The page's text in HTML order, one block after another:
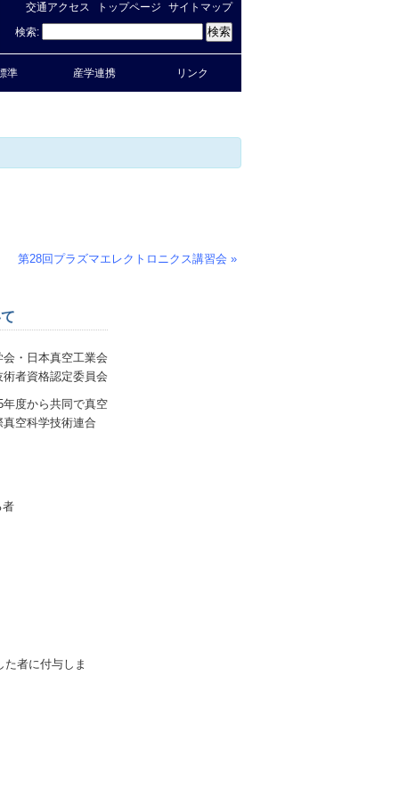
検索:
交通アクセス トップページ サイトマップ
準 産学連携 リンク
第28回プラズマエレクトロニクス講習会 »
・日本真空工業会
術者資格認定委員会
度から共同で真空
空科学技術連合
者
者に付与しま